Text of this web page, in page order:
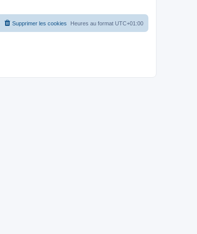
Heures au format UTC+01:00
Supprimer les cookies